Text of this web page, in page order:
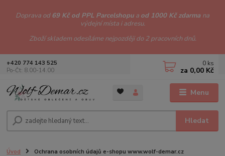
Doprava od69 Kč od PPL Parcelshopu a od 1000 Kč zdarma na
výdejní místa i adresu.
Zboží skladem odesíláme nejpozději do 2 pracovních dnů.
Menu
Hledat
+420 774 143 525
Po-Čt: 8.00-14.00
0 ks
za 0,00 Kč
Úvod Ochrana osobních údajů e-shopu www.wolf-demar.cz